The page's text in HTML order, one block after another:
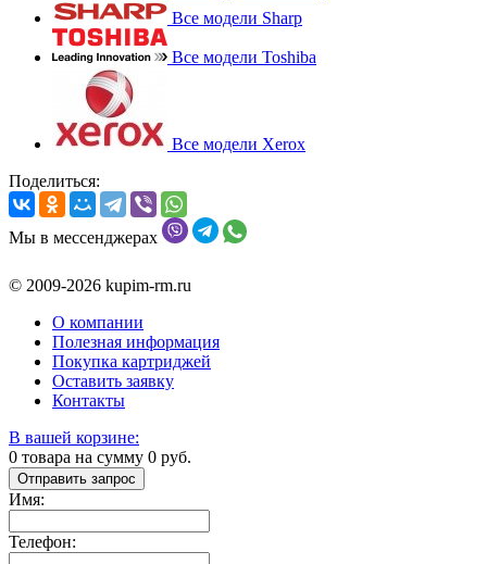
Все модели Sharp
Все модели Toshiba
Все модели Xerox
Поделиться:
Мы в мессенджерах
© 2009-2026 kupim-rm.ru
О компании
Полезная информация
Покупка картриджей
Оставить заявку
Контакты
В вашей корзине:
0 товара на сумму 0 руб.
Отправить запрос
Имя:
Телефон: